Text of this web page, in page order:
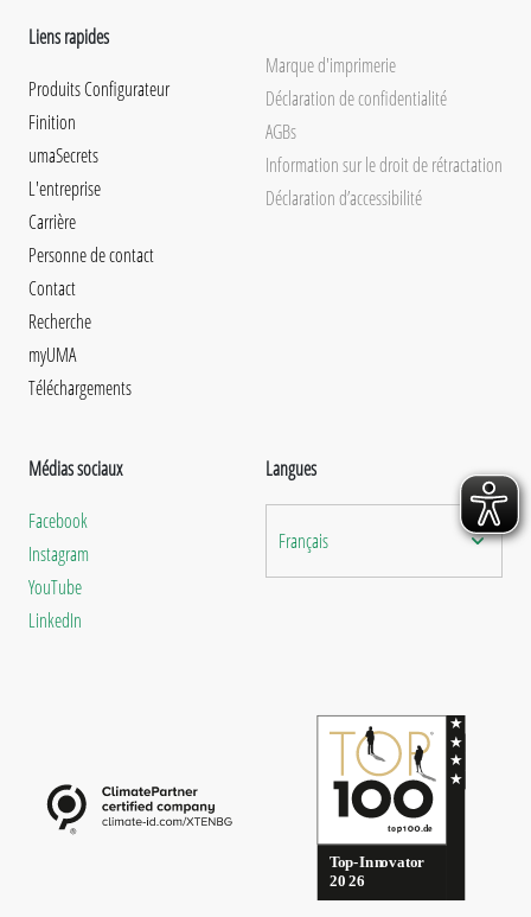
Liens rapides
Produits Configurateur
Finition
umaSecrets
L'entreprise
Carrière
Personne de contact
Contact
Recherche
myUMA
Téléchargements
Marque d'imprimerie
Déclaration de confidentialité
AGBs
Information sur le droit de rétractation
Déclaration d’accessibilité
Médias sociaux
Facebook
Instagram
YouTube
LinkedIn
Langues
Français